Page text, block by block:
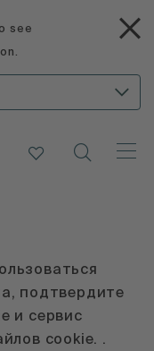
see
подтвердите
и сервис
cookie. .